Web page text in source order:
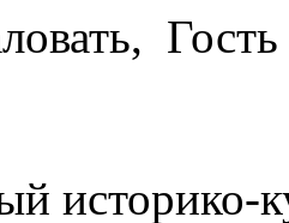
Гость
историко-